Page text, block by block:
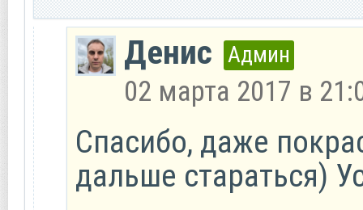
Денис Админ
02 марта 2017 в
Спасибо, даже
дальше стараться)